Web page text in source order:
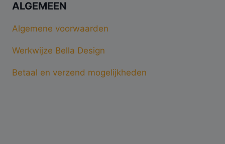
ALGEMEEN
Algemene voorwaarden
Werkwijze Bella Design
Betaal en verzend mogelijkheden